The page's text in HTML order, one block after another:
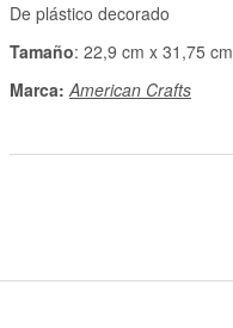
De plástico decorado
Tamaño: 22,9 cm x 31,75 cm
Marca:American Crafts